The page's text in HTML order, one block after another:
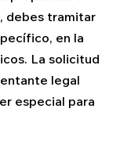
debes tramitar
en la
La solicitud
legal
especial para